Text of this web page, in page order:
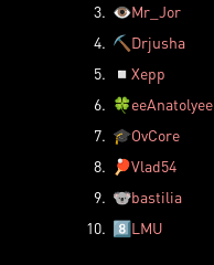
3. 👁️Mr_Jor
4. ⛏️ Drjusha
5.
◽ Xepp
6. 🍀eeAnatolyee
7. 🎓OvCore
8.
🏓Vlad54
9. 🐨bastilia
10. 8️⃣LMU